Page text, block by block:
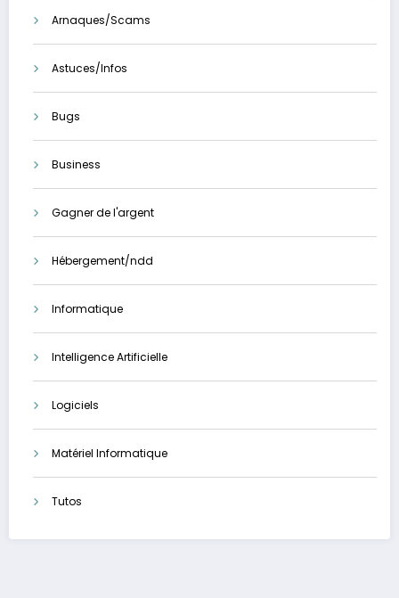
Arnaques/Scams
Astuces/Infos
Bugs
Business
Gagner de l'argent
Hébergement/ndd
Informatique
Intelligence Artificielle
Logiciels
Matériel Informatique
Tutos